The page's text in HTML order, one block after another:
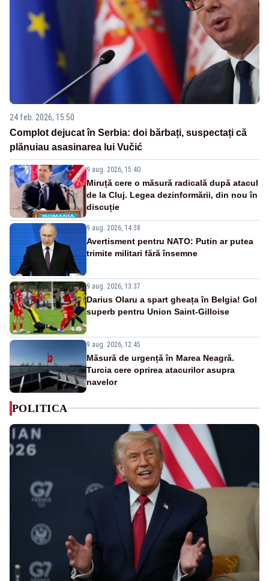
24 feb. 2026, 15:50
Complot dejucat în Serbia: doi bărbați, suspectați că
plănuiau asasinarea lui Vučić
9 aug. 2026, 15:40
Miruță cere o măsură radicală după atacul
de la Cluj. Legea dezinformării, din nou în
discuție
9 aug. 2026, 14:38
Avertisment pentru NATO: Putin ar putea
trimite militari fără însemne
9 aug. 2026, 13:37
Darius Olaru a spart gheața în Belgia! Gol
superb pentru Union Saint-Gilloise
9 aug. 2026, 12:45
Măsură de urgență în Marea Neagră.
Turcia cere oprirea atacurilor asupra
navelor
POLITICA